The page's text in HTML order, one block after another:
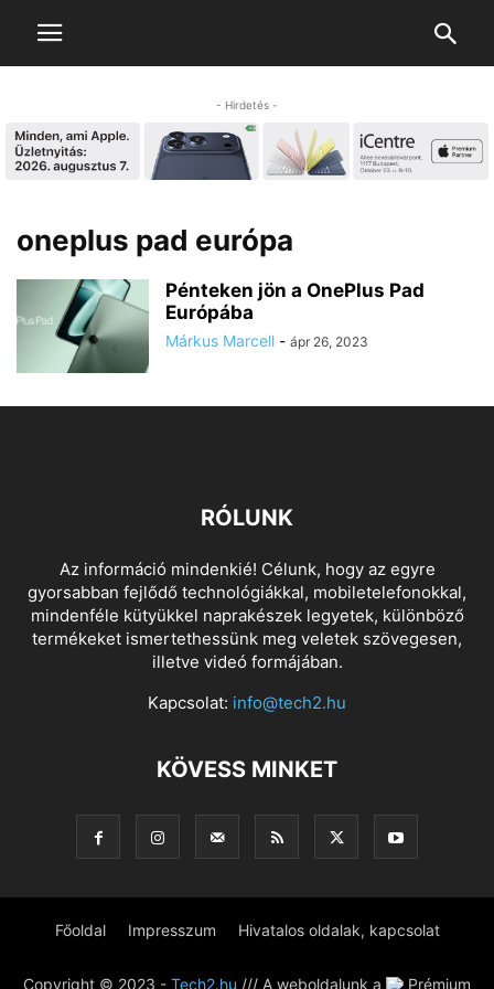
- Hirdetés -
oneplus pad európa
Pénteken jön a OnePlus Pad
Európába
Márkus Marcell - ápr 26, 2023
RÓLUNK
Az információ mindenkié! Célunk, hogy az egyre
gyorsabban fejlődő technológiákkal, mobiletelefonokkal,
mindenféle kütyükkel naprakészek legyetek, különböző
termékeket ismertethessünk meg veletek szövegesen,
illetve videó formájában.
Kapcsolat: info@tech2.hu
KÖVESS MINKET
Főoldal Impresszum Hivatalos oldalak, kapcsolat
Copyright © 2023 - Tech2.hu /// A weboldalunk a Prémium